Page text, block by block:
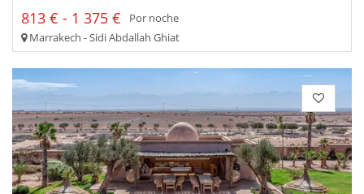
813 € - 1 375 €
Por noche
Marrakech - Sidi Abdallah Ghiat